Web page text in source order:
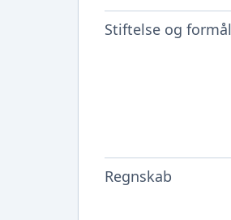
Stiftelse og formål
Regnskab